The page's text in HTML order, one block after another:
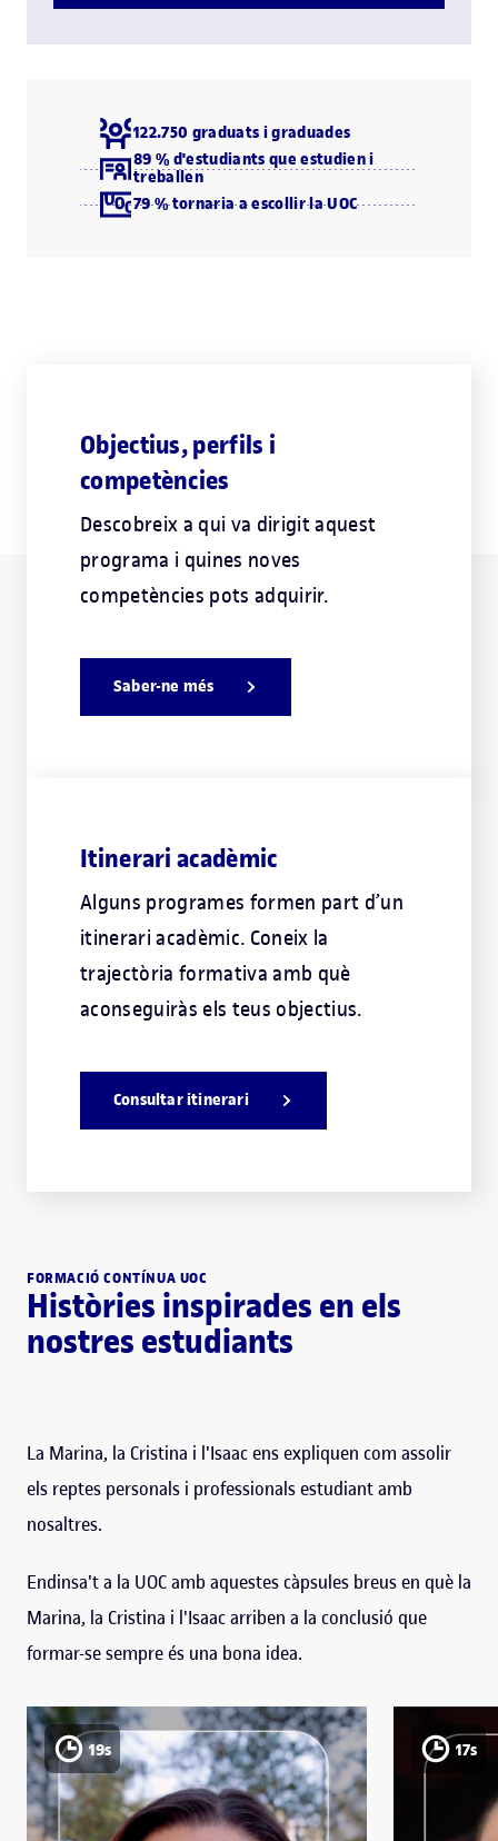
122.750 graduats i graduades
89 % d'estudiants que estudien i
treballen
79 % tornaria a escollir la UOC
Objectius, perfils i
competències
Descobreix a qui va dirigit aquest
programa i quines noves
competències pots adquirir.
Saber-ne més
Itinerari acadèmic
Alguns programes formen part d’un
itinerari acadèmic. Coneix la
trajectòria formativa amb què
aconseguiràs els teus objectius.
Consultar itinerari
FORMACIÓ CONTÍNUA UOC
Històries inspirades en els
nostres estudiants
La Marina, la Cristina i l'Isaac ens expliquen com assolir
els reptes personals i professionals estudiant amb
nosaltres.
Endinsa't a la UOC amb aquestes càpsules breus en què la
Marina, la Cristina i l'Isaac arriben a la conclusió que
formar-se sempre és una bona idea.
19s 17s